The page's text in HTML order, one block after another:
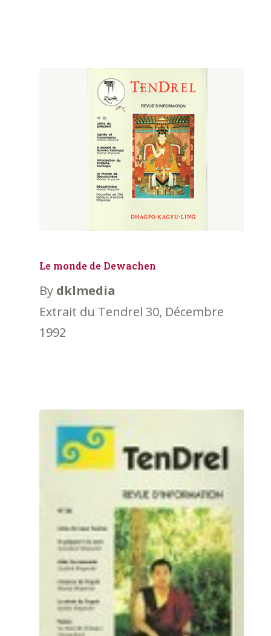
Le monde de Dewachen
By dklmedia
Extrait du Tendrel 30, Décembre
1992